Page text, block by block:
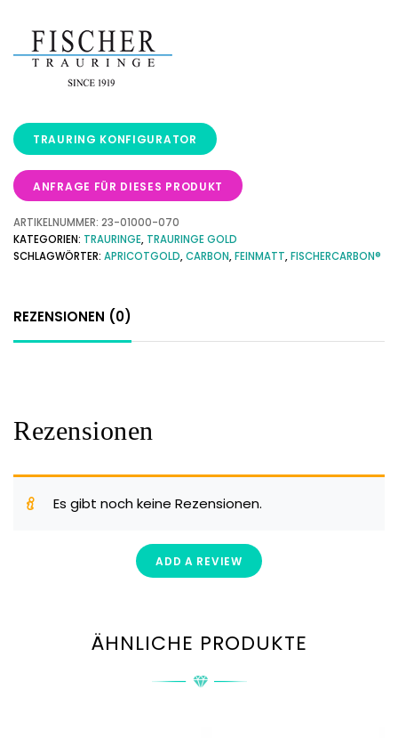
ANFRAGE FÜR DIESES PRODUKT
ARTIKELNUMMER: 23-01000-070
KATEGORIEN: TRAURINGE, TRAURINGE GOLD
SCHLAGWÖRTER: APRICOTGOLD,CARBON,FEINMATT,FISCHERCARBON®
REZENSIONEN (0)
Rezensionen
Es gibt noch keine Rezensionen.
ADD A REVIEW
ÄHNLICHE PRODUKTE